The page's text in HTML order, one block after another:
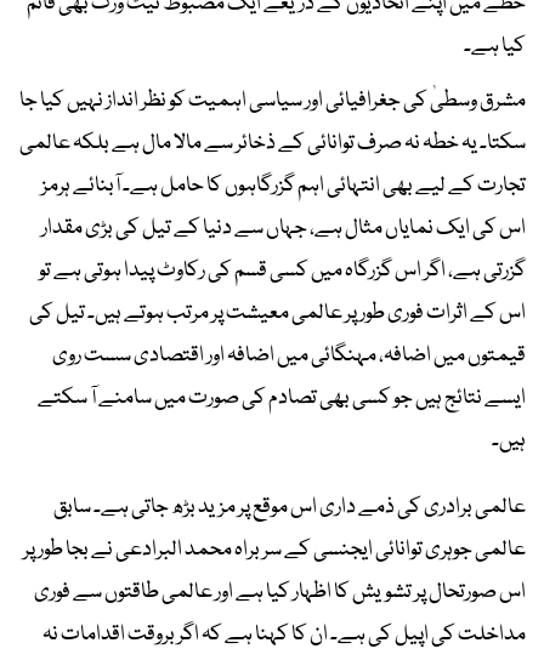
کیا ہے۔
مشرق وسطیٰ کی جغرافیائی اور سیاسی اہمیت کو نظر انداز نہیں کیا جا
سکتا۔ یہ خطہ نہ صرف توانائی کے ذخائر سے مالا مال ہے بلکہ عالمی
تجارت کے لیے بھی انتہائی اہم گزرگاہوں کا حامل ہے۔ آبنائے ہرمز
اس کی ایک نمایاں مثال ہے، جہاں سے دنیا کے تیل کی بڑی مقدار
گزرتی ہے، اگر اس گزرگاہ میں کسی قسم کی رکاوٹ پیدا ہوتی ہے تو
اس کے اثرات فوری طور پر عالمی معیشت پر مرتب ہوتے ہیں۔ تیل کی
قیمتوں میں اضافہ، مہنگائی میں اضافہ اور اقتصادی سست روی
ایسے نتائج ہیں جو کسی بھی تصادم کی صورت میں سامنے آ سکتے
ہیں۔
عالمی برادری کی ذمے داری اس موقع پر مزید بڑھ جاتی ہے۔ سابق
عالمی جوہری توانائی ایجنسی کے سربراہ محمد البرادعی نے بجا طور پر
اس صورتحال پر تشویش کا اظہار کیا ہے اور عالمی طاقتوں سے فوری
مداخلت کی اپیل کی ہے۔ ان کا کہنا ہے کہ اگر بروقت اقدامات نہ